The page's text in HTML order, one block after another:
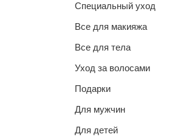
Специальный уход
Все для макияжа
Все для тела
Уход за волосами
Подарки
Для мужчин
Для детей